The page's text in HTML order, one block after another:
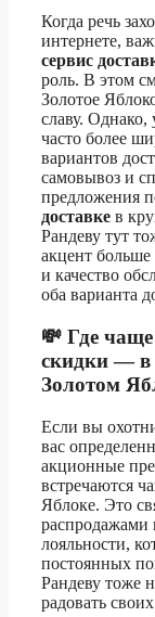
Когда речь
интернете,
сервис
роль. В этом
Золотое
славу. Однако,
часто более
вариантов
самовывоз и
предложения
доставке в
Рандеву тут
акцент
и качество
оба варианта
💸 Где
скидки — в
Золотом
Если вы
вас
акционные
встречаются
Яблоке. Это
распродажами
лояльности,
постоянных
Рандеву тоже
радовать